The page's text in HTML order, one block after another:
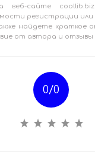
веб-сайте
регистрации или
найдете краткое
от автора и
0/0